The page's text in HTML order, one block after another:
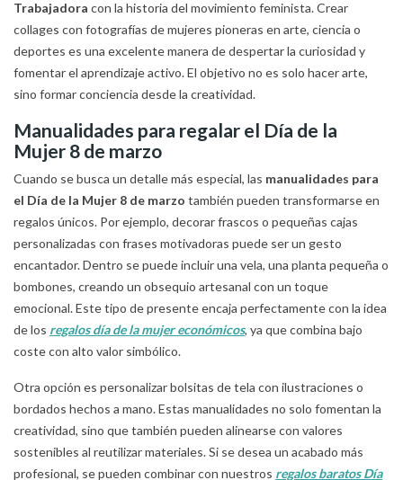
Trabajadora con la historia del movimiento feminista. Crear
collages con fotografías de mujeres pioneras en arte, ciencia o
deportes es una excelente manera de despertar la curiosidad y
fomentar el aprendizaje activo. El objetivo no es solo hacer arte,
sino formar conciencia desde la creatividad.
Manualidades para regalar el Día de la
Mujer 8 de marzo
Cuando se busca un detalle más especial, las manualidades para
el Día de la Mujer 8 de marzo también pueden transformarse en
regalos únicos. Por ejemplo, decorar frascos o pequeñas cajas
personalizadas con frases motivadoras puede ser un gesto
encantador. Dentro se puede incluir una vela, una planta pequeña o
bombones, creando un obsequio artesanal con un toque
emocional. Este tipo de presente encaja perfectamente con la idea
de los regalos día de la mujer económicos, ya que combina bajo
coste con alto valor simbólico.
Otra opción es personalizar bolsitas de tela con ilustraciones o
bordados hechos a mano. Estas manualidades no solo fomentan la
creatividad, sino que también pueden alinearse con valores
sostenibles al reutilizar materiales. Si se desea un acabado más
profesional, se pueden combinar con nuestros regalos baratos Día